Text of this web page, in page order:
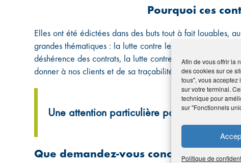
Afin de vous offrir la
des cookies sur ce
tous", vous acceptez
sur votre terminal.
technique pour
sur "Fonctionnels
Politique de
Pourquoi ces
Elles ont été édictées dans des buts tout à fait louables,
grandes thématiques : la lutte contre le blanchiment
déshérence des contrats, la lutte contre la fraude fiscale,
donner à nos clients et de sa traçabilité.
Une attention particulière pour les
Que demandez-vous concrètement à